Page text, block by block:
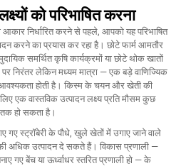
को परिभाषित करना
निर्धारित करने से पहले, आपको यह परिभाषित
करने का प्रयास कर रहा है। छोटे फार्म आमतौर
समर्थित कृषि कार्यक्रमों या छोटे थोक खातों
निरंतर लेकिन मध्यम मात्रा — एक बड़े वाणिज्यिक
होती है। किस्म के चयन और खेती की
एक वास्तविक उत्पादन लक्ष्य प्रति मौसम कुछ
हो सकता है।
गए स्ट्रॉबेरी के पौधे, खुले खेतों में उगाए जाने वाले
अधिक उत्पादन दे सकते हैं। विकास प्रणाली —
गए बेंच या ऊर्ध्वाधर स्तरित प्रणाली हो — के